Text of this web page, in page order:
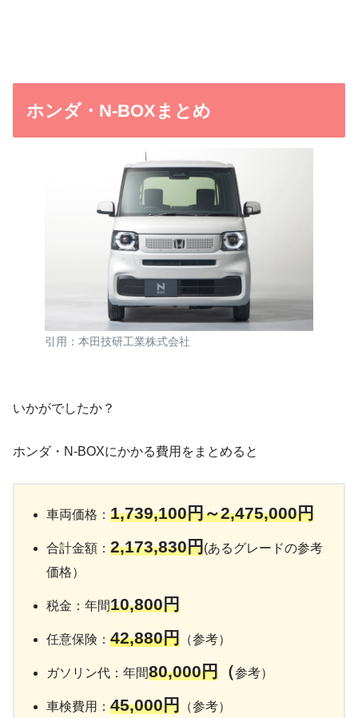
ホンダ・N-BOXまとめ
引用：本田技研工業株式会社
いかがでしたか？
ホンダ・N-BOXにかかる費用をまとめると
車両価格： 1,739,100円～2,475,000円
合計金額： 2,173,830円(あるグレードの参考
価格）
税金：年間10,800円
任意保険： 42,880円 （参考）
ガソリン代：年間80,000円 （参考）
車検費用： 45,000円 （参考）